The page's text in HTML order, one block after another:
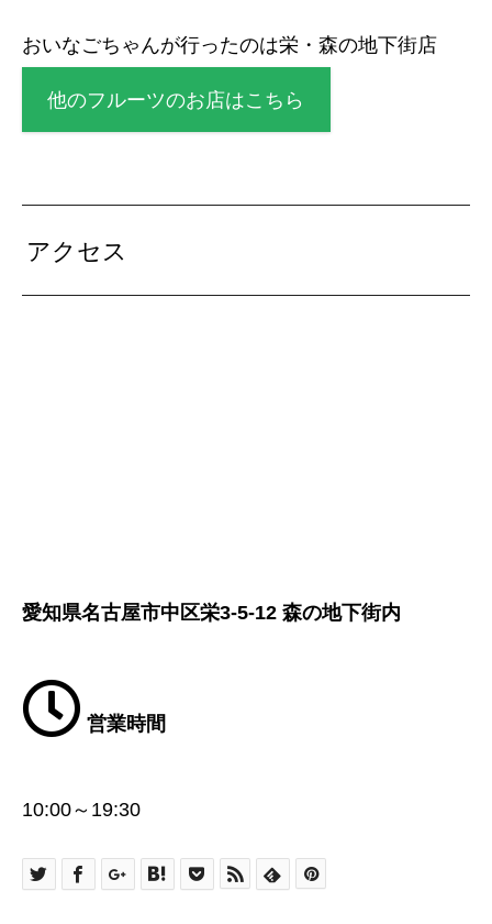
おいなごちゃんが行ったのは栄・森の地下街店
他のフルーツのお店はこちら
アクセス
愛知県名古屋市中区栄3-5-12 森の地下街内
営業時間
10:00～19:30